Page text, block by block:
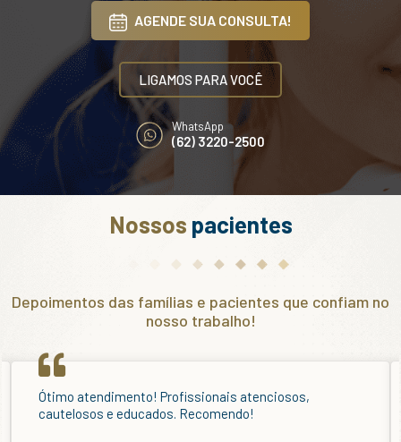
AGENDE SUA CONSULTA!
LIGAMOS PARA VOCÊ
WhatsApp
(62) 3220-2500
Nossos pacientes
Depoimentos das famílias e pacientes que confiam no
nosso trabalho!
Excelente instituto, fui muito bem atendida por todos!